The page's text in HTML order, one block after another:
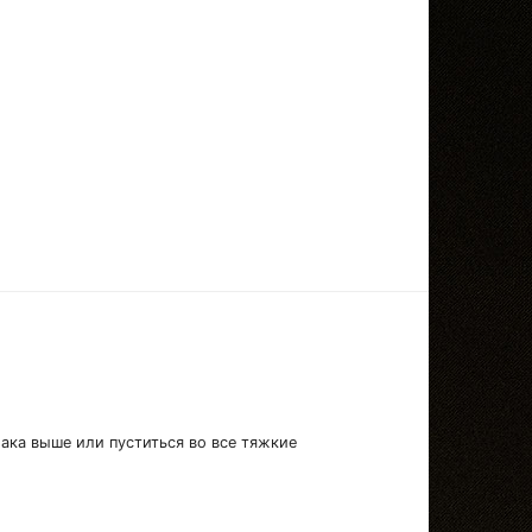
выше или пуститься во все тяжкие